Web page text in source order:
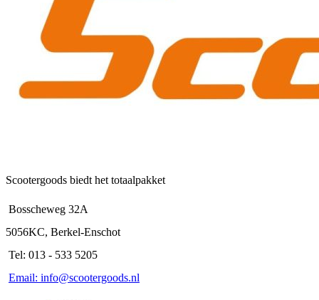
Scootergoods biedt het totaalpakket
Bosscheweg 32A
5056KC, Berkel-Enschot
Tel: 013 - 533 5205
Email: info@scootergoods.nl